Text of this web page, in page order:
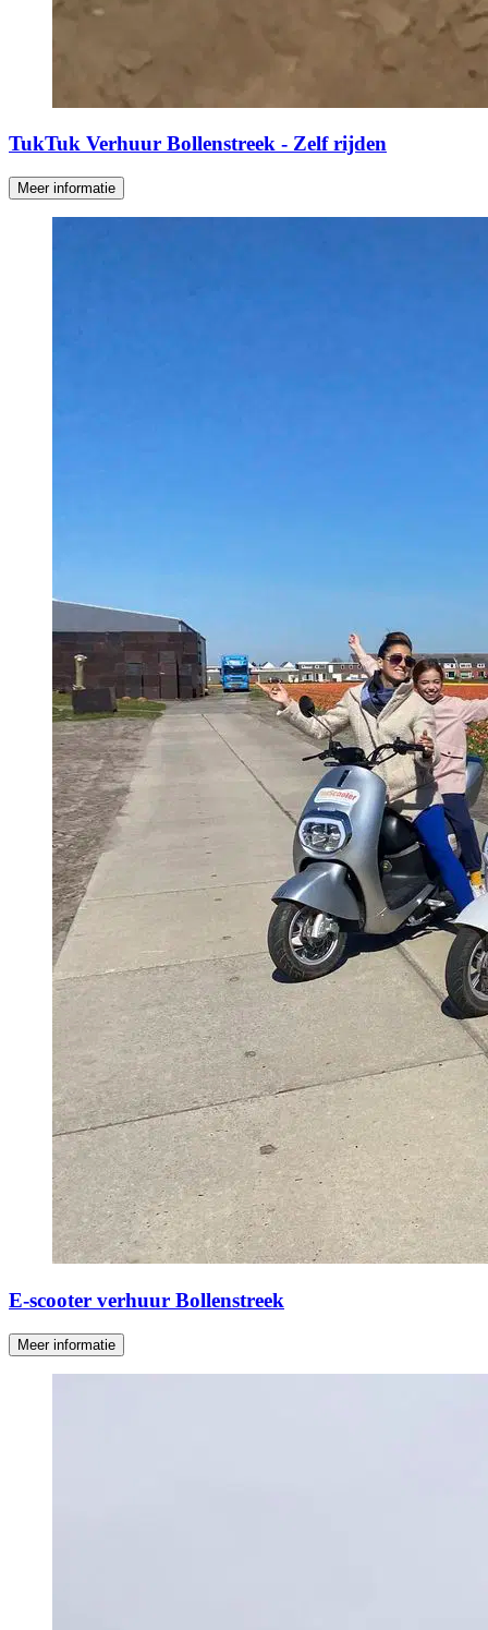
TukTuk Verhuur Bollenstreek - Zelf rijden
Meer informatie
E-scooter verhuur Bollenstreek
Meer informatie